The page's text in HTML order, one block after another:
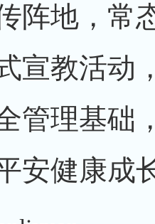
阵地，常
宣教活动
管理基础
安健康成